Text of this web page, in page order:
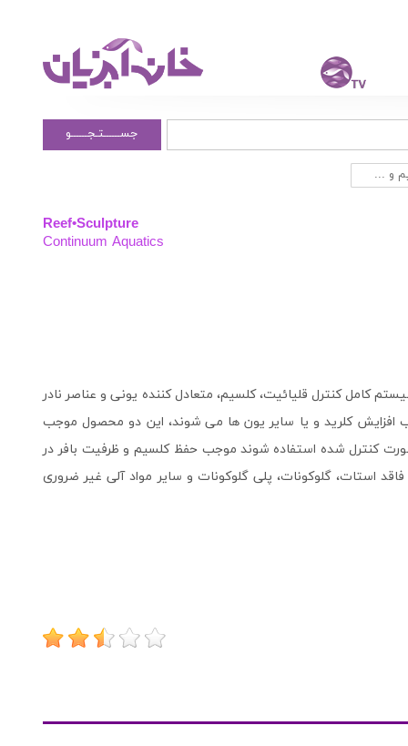
جســــــتـجــــــو
و ...
Reef•Sculpture
Continuum Aquatics
کامل کنترل قلیائیت، کلسیم، متعادل کننده یونی و عناصر نادر
افزایش کلرید و یا سایر یون ها می شوند، این دو محصول موجب
کنترل شده استفاده شوند موجب حفظ کلسیم و ظرفیت بافر در
گلوکونات، پلی گلوکونات و سایر مواد آلی غیر ضروری